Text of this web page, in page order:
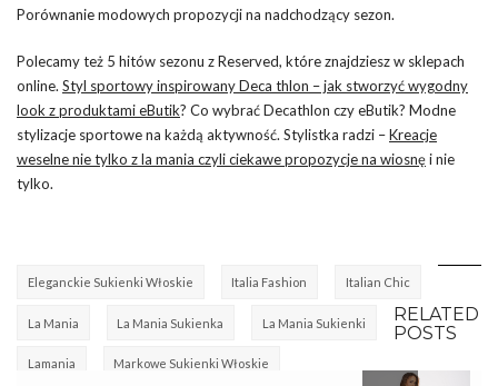
Porównanie modowych propozycji na nadchodzący sezon.
Polecamy też 5 hitów sezonu z Reserved, które znajdziesz w sklepach
online. Styl sportowy inspirowany Deca thlon – jak stworzyć wygodny
look z produktami eButik? Co wybrać Decathlon czy eButik? Modne
stylizacje sportowe na każdą aktywność. Stylistka radzi –Kreacje
weselne nie tylko z la mania czyli ciekawe propozycje na wiosnęi nie
tylko.
Eleganckie Sukienki Włoskie Italia Fashion Italian Chic
La Mania La Mania Sukienka La Mania Sukienki
Lamania Markowe Sukienki Włoskie
RELATED
POSTS